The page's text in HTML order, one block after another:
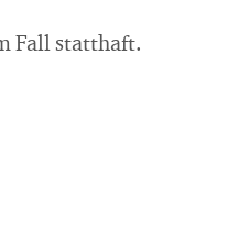
Fall statthaft.